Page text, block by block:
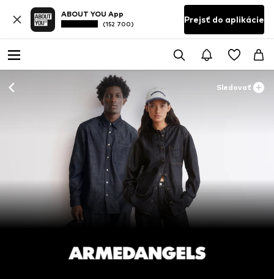
ABOUT YOU App
(152 700) Prejsť do aplikácie
Sledovať